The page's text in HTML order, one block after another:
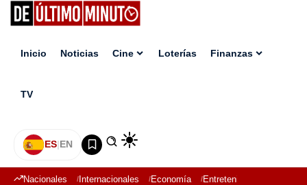
Inicio Noticias Cine Loterías Finanzas
TV
ES|EN
Nacionales Internacionales Economía Entretenimiento